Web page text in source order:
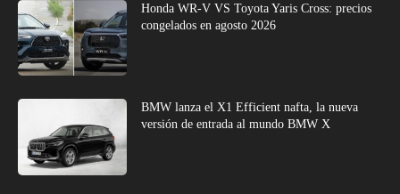
Honda WR-V VS Toyota Yaris Cross: precios
congelados en agosto 2026
BMW lanza el X1 Efficient nafta, la nueva
versión de entrada al mundo BMW X